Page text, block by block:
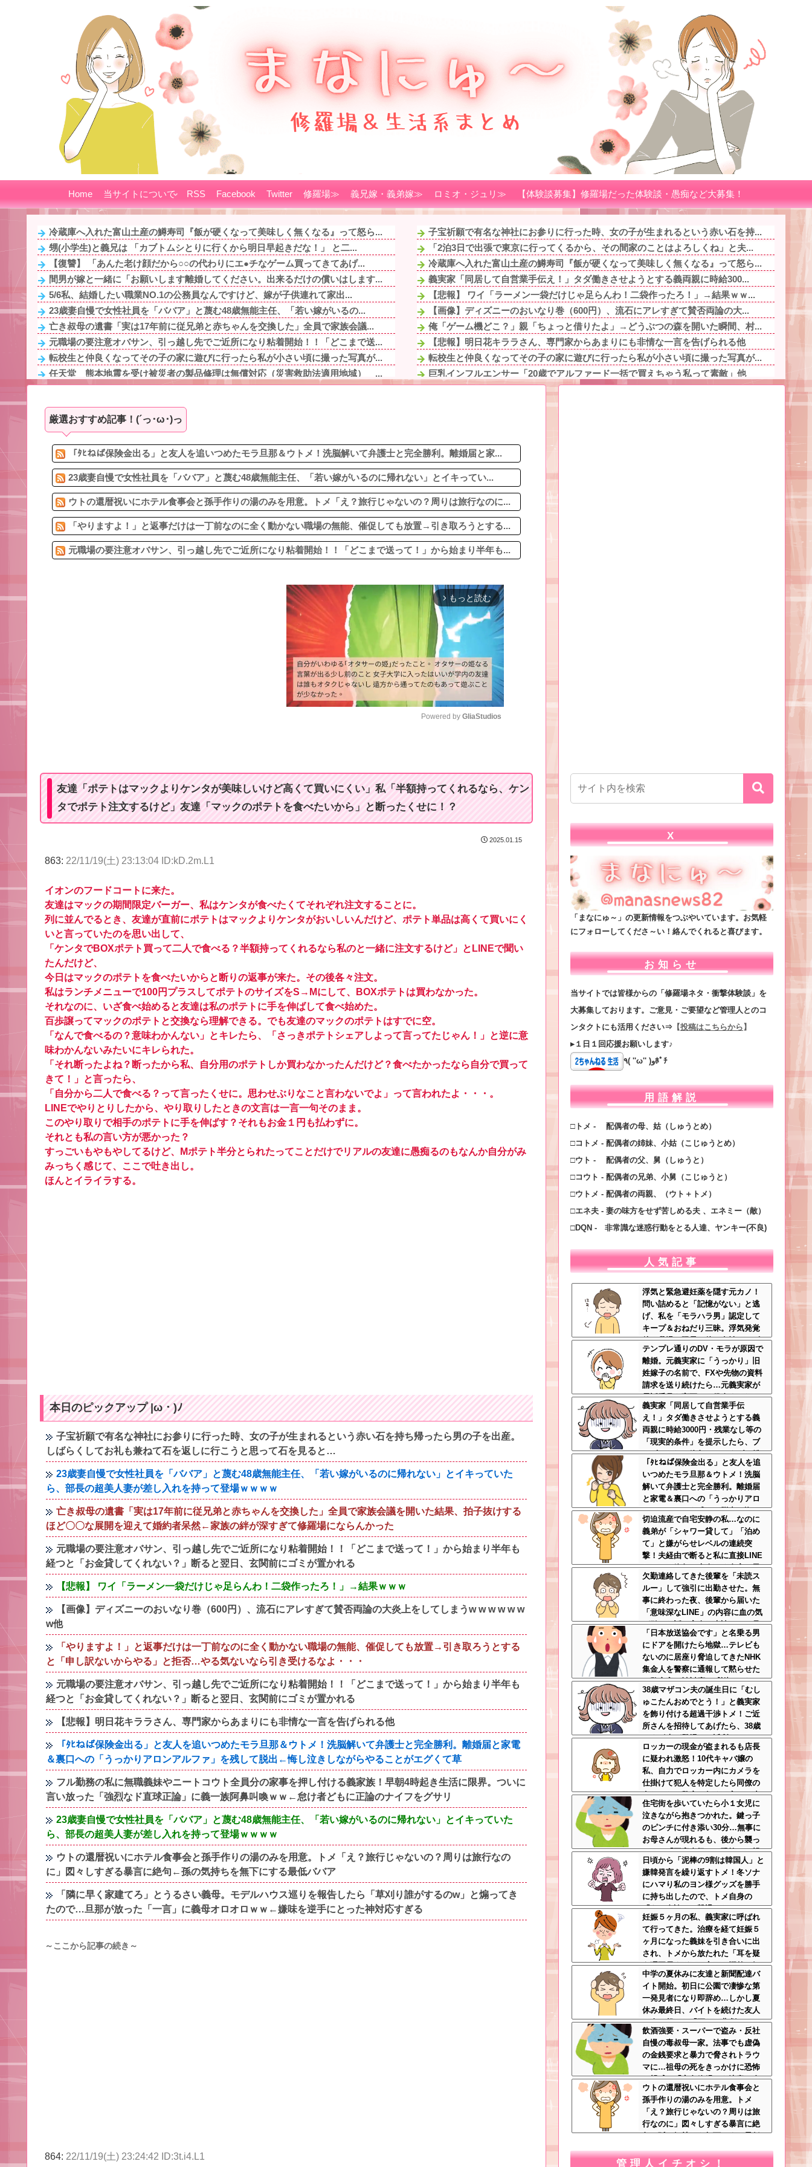
Home 当サイトについて RSS Facebook Twitter 修羅場≫ 義兄嫁・義弟嫁≫ ロミオ・ジュリ≫ 【体験談募集】修羅場だった体験談・愚痴など大募集！
冷蔵庫へ入れた富山土産の鱒寿司『飯が硬くなって美味しく無くなる』って怒ら...
甥(小学生)と義兄は 「カブトムシとりに行くから明日早起きだな！」 と二...
【復讐】 「あんた老け顔だから○○の代わりにエ●チなゲーム買ってきてあげ...
間男が嫁と一緒に「お願いします離婚してください。出来るだけの償いはします...
5/6私、結婚したい職業NO.1の公務員なんですけど、嫁が子供連れて家出...
23歳妻自慢で女性社員を「ババア」と蔑む48歳無能主任、「若い嫁がいるの...
亡き叔母の遺書「実は17年前に従兄弟と赤ちゃんを交換した」全員で家族会議...
元職場の要注意オバサン、引っ越し先でご近所になり粘着開始！！「どこまで送...
転校生と仲良くなってその子の家に遊びに行ったら私が小さい頃に撮った写真が...
任天堂 熊本地震を受け被災者の製品修理は無償対応（災害救助法適用地域） ...
4/6私、結婚したい職業NO.1の公務員なんですけど、嫁が子供連れて家出...
生理の予定が８月６日なんだけど７月２９日にドバッと鮮血でたから生理かな？...
亡き叔母の遺書「実は17年前に従兄弟と赤ちゃんを交換した」全員で家族会議...
嫁の不倫発覚。子供達にはまだ母親が必要と嫁が主張し、血の滲む思いで再構築...
子宝祈願で有名な神社にお参りに行った時、女の子が生まれるという赤い石を持...
「2泊3日で出張で東京に行ってくるから、その間家のことはよろしくね」と夫...
冷蔵庫へ入れた富山土産の鱒寿司『飯が硬くなって美味しく無くなる』って怒ら...
義実家「同居して自営業手伝え！」タダ働きさせようとする義両親に時給300...
【悲報】 ワイ「ラーメン一袋だけじゃ足らんわ！二袋作ったろ！」→結果ｗｗ...
【画像】ディズニーのおいなり巻（600円）、流石にアレすぎて賛否両論の大...
俺「ゲーム機どこ？」親「ちょっと借りたよ」→どうぶつの森を開いた瞬間、村...
【悲報】明日花キララさん、専門家からあまりにも非情な一言を告げられる他
転校生と仲良くなってその子の家に遊びに行ったら私が小さい頃に撮った写真が...
巨乳インフルエンサー「20歳でアルファード一括で買えちゃう私って素敵」他
旦那が毎日晩酌するんだけど、夜に子どもが急に体調悪くなったら対応するのは...
『るろうに剣心』読んでるんやけど、二重の極みの理屈が理解出来ない他
厳選おすすめ記事！(´っ･ω･)っ
「ﾀﾋねば保険金出る」と友人を追いつめたモラ旦那＆ウトメ！洗脳解いて弁護士と完全勝利。離婚届と家...
23歳妻自慢で女性社員を「ババア」と蔑む48歳無能主任、「若い嫁がいるのに帰れない」とイキってい...
ウトの還暦祝いにホテル食事会と孫手作りの湯のみを用意。トメ「え？旅行じゃないの？周りは旅行なのに...
「やりますよ！」と返事だけは一丁前なのに全く動かない職場の無能、催促しても放置→引き取ろうとする...
元職場の要注意オバサン、引っ越し先でご近所になり粘着開始！！「どこまで送って！」から始まり半年も...
arrow_forward_ios もっと読む
t
Powered by GliaStudios
友達「ポテトはマックよりケンタが美味しいけど高くて買いにくい」私「半額持ってくれるなら、ケン
タでポテト注文するけど」友達「マックのポテトを食べたいから」と断ったくせに！？
2025.01.15
863: 22/11/19(土) 23:13:04 ID:kD.2m.L1
イオンのフードコートに来た。
友達はマックの期間限定バーガー、私はケンタが食べたくてそれぞれ注文することに。
列に並んでるとき、友達が直前にポテトはマックよりケンタがおいしいんだけど、ポテト単品は高くて買いにく
いと言っていたのを思い出して、
「ケンタでBOXポテト買って二人で食べる？半額持ってくれるなら私のと一緒に注文するけど」とLINEで聞い
たんだけど、
今日はマックのポテトを食べたいからと断りの返事が来た。その後各々注文。
私はランチメニューで100円プラスしてポテトのサイズをS→Mにして、BOXポテトは買わなかった。
それなのに、いざ食べ始めると友達は私のポテトに手を伸ばして食べ始めた。
百歩譲ってマックのポテトと交換なら理解できる。でも友達のマックのポテトはすでに空。
「なんで食べるの？意味わかんない」とキレたら、「さっきポテトシェアしよって言ってたじゃん！」と逆に意
味わかんないみたいにキレられた。
「それ断ったよね？断ったから私、自分用のポテトしか買わなかったんだけど？食べたかったなら自分で買って
きて！」と言ったら、
「自分から二人で食べる？って言ったくせに。思わせぶりなこと言わないでよ」って言われたよ・・・。
LINEでやりとりしたから、やり取りしたときの文言は一言一句そのまま。
このやり取りで相手のポテトに手を伸ばす？それもお金１円も払わずに。
それとも私の言い方が悪かった？
すっごいもやもやしてるけど、Mポテト半分とられたってことだけでリアルの友達に愚痴るのもなんか自分がみ
みっちく感じて、ここで吐き出し。
ほんとイライラする。
本日のピックアップ |ω・)ﾉ
子宝祈願で有名な神社にお参りに行った時、女の子が生まれるという赤い石を持ち帰ったら男の子を出産。
しばらくしてお礼も兼ねて石を返しに行こうと思って石を見ると…
23歳妻自慢で女性社員を「ババア」と蔑む48歳無能主任、「若い嫁がいるのに帰れない」とイキっていた
ら、部長の超美人妻が差し入れを持って登場ｗｗｗｗ
亡き叔母の遺書「実は17年前に従兄弟と赤ちゃんを交換した」全員で家族会議を開いた結果、拍子抜けする
ほど〇〇な展開を迎えて婚約者呆然←家族の絆が深すぎて修羅場にならんかった
元職場の要注意オバサン、引っ越し先でご近所になり粘着開始！！「どこまで送って！」から始まり半年も
経つと「お金貸してくれない？」断ると翌日、玄関前にゴミが置かれる
【悲報】 ワイ「ラーメン一袋だけじゃ足らんわ！二袋作ったろ！」→結果ｗｗｗ
【画像】ディズニーのおいなり巻（600円）、流石にアレすぎて賛否両論の大炎上をしてしまうw w w w w w
w他
「やりますよ！」と返事だけは一丁前なのに全く動かない職場の無能、催促しても放置→引き取ろうとする
と「申し訳ないからやる」と拒否…やる気ないなら引き受けるなよ・・・
元職場の要注意オバサン、引っ越し先でご近所になり粘着開始！！「どこまで送って！」から始まり半年も
経つと「お金貸してくれない？」断ると翌日、玄関前にゴミが置かれる
【悲報】明日花キララさん、専門家からあまりにも非情な一言を告げられる他
「ﾀﾋねば保険金出る」と友人を追いつめたモラ旦那＆ウトメ！洗脳解いて弁護士と完全勝利。離婚届と家電
＆裏口への「うっかりアロンアルファ」を残して脱出←悔し泣きしながらやることがエグくて草
フル勤務の私に無職義妹やニートコウト全員分の家事を押し付ける義家族！早朝4時起き生活に限界。ついに
言い放った「強烈なド直球正論」に義一族阿鼻叫喚ｗｗ←怠け者どもに正論のナイフをグサリ
23歳妻自慢で女性社員を「ババア」と蔑む48歳無能主任、「若い嫁がいるのに帰れない」とイキっていた
ら、部長の超美人妻が差し入れを持って登場ｗｗｗｗ
ウトの還暦祝いにホテル食事会と孫手作りの湯のみを用意。トメ「え？旅行じゃないの？周りは旅行なの
に」図々しすぎる暴言に絶句←孫の気持ちを無下にする最低ババア
「隣に早く家建てろ」とうるさい義母。モデルハウス巡りを報告したら「草刈り誰がするのw」と煽ってき
たので…旦那が放った「一言」に義母オロオロｗｗ←嫌味を逆手にとった神対応すぎる
～ここから記事の続き～
864: 22/11/19(土) 23:24:42 ID:3t.i4.L1
X
「まなにゅ～」の更新情報をつぶやいています。お気軽
にフォローしてくださ～い！絡んでくれると喜びます。
お知らせ
当サイトでは皆様からの「修羅場ネタ・衝撃体験談」を
大募集しております。ご意見・ご要望など管理人とのコ
ンタクトにも活用ください⇒ 【投稿はこちらから 】
▸１日１回応援お願いします♪
٩( ''ω'' )وﾎﾟﾁ
用語解説
□トメ - 配偶者の母、姑（しゅうとめ）
□コトメ - 配偶者の姉妹、小姑（こじゅうとめ）
□ウト - 配偶者の父、舅（しゅうと）
□コウト - 配偶者の兄弟、小舅（こじゅうと）
□ウトメ - 配偶者の両親、（ウト＋トメ）
□エネ夫 - 妻の味方をせず苦しめる夫 、エネミー（敵）
□DQN - 非常識な迷惑行動をとる人達、ヤンキー(不良)
人気記事
浮気と緊急避妊薬を隠す元カノ！
問い詰めると「記憶がない」と逃
げ、私を「モラハラ男」認定して
キープ＆おねだり三昧。浮気発覚
後、我慢の限界で他の女性とスピ
ード婚した結果ｗｗｗｗｗ
テンプレ通りのDV・モラが原因で
離婚。元義実家に「うっかり」旧
姓嫁子の名前で、FXや先物の資料
請求を送り続けたら…元義実家が
電話番号を変更し、借金まみれに
なっていた話ｗｗｗｗｗ
義実家「同居して自営業手伝
え！」タダ働きさせようとする義
両親に時給3000円・残業なし等の
「現実的条件」を提示したら、ブ
チギレられて絶句ｗｗ←タダで働
く嫁がいるわけないだろ
「ﾀﾋねば保険金出る」と友人を追
いつめたモラ旦那＆ウトメ！洗脳
解いて弁護士と完全勝利。離婚届
と家電＆裏口への「うっかりアロ
ンアルファ」を残して脱出←悔し
泣きしながらやることがエグくて
草
切迫流産で自宅安静の私…なのに
義弟が「シャワー貸して」「泊め
て」と嫌がらせレベルの連続突
撃！夫経由で断ると私に直接LINE
してきて絶句←大人しく自宅の風
呂に入れよ
欠勤連絡してきた後輩を「未読ス
ルー」して強引に出勤させた。無
事に終わった夜、後輩から届いた
「意味深なLINE」の内容に血の気
が引いた話←完全に未読スルー見
抜かれてて草
「日本放送協会です」と名乗る男
にドアを開けたら地獄…テレビも
ないのに居座り脅迫してきたNHK
集金人を警察に通報して黙らせた
←警察官の神対応に感謝しかない
38歳マザコン夫の誕生日に「むし
ゅこたんおめでとう！」と義実家
を飾り付ける超過干渉トメ！ご近
所さんを招待してあげたら、38歳
メタボ夫が登場して近所のおじい
さんが大爆発する事態に
ロッカーの現金が盗まれるも店長
に疑われ激怒！10代キャバ嬢の
私、自力でロッカー内にカメラを
仕掛けて犯人を特定したら同僚の
女だった…警察へ行くと言って止
められ、加害者に泣かれながら大
揉めして・・・
住宅街を歩いていたら小１女児に
泣きながら抱きつかれた。鍵っ子
のピンチに付き添い30分…無事に
お母さんが現れるも、後から襲っ
てきた「不審者扱いの恐怖」←親
切心が裏目に出るかもしれない世
の中怖すぎる
日頃から「泥棒の9割は韓国人」と
嫌韓発言を繰り返すトメ！冬ソナ
にハマり私のヨン様グッズを勝手
に持ち出したので、トメ自身の
「あの自論」で撃退したったｗｗ
←矛盾だらけのトメにブーメラン
刺さりまくり
妊娠５ヶ月の私、義実家に呼ばれ
て行ってきた。治療を経て妊娠５
ヶ月になった義妹を引き合いに出
され、トメから放たれた「耳を疑
う理不尽すぎる一言」に愕然←妊
娠時期の操作とか超能力者かよ
中学の夏休みに友達と新聞配達バ
イト開始。初日に公園で凄惨な第
一発見者になり即辞め…しかし夏
休み最終日、バイトを続けた友人
の身に起きた「更なる悲劇」←こ
のバイト先、呪われすぎだろ
飲酒強要・スーパーで盗み・反社
自慢の毒叔母一家。法事でも虚偽
の金銭要求と暴力で脅されトラウ
マに…祖母の死をきっかけに恐怖
の親戚と「永久絶縁」を決意←自
分の身の安全を最優先にして大正
解
ウトの還暦祝いにホテル食事会と
孫手作りの湯のみを用意。トメ
「え？旅行じゃないの？周りは旅
行なのに」図々しすぎる暴言に絶
句←孫の気持ちを無下にする最低
管理人イチオシ！